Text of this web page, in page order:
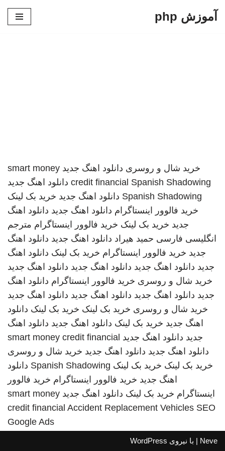
آموزش php
خرید شال و روسری دانلود اهنگ جدید smart money
credit financial Spanish Shadowing
دانلود اهنگ جدید
Spanish Shadowing دانلود اهنگ جدید خرید بک لینک
خرید فالوور اینستاگرام دانلود اهنگ جدید دانلود اهنگ
جدید خرید بک لینک خرید فالوور اینستاگرام مترجم
انگلیسی فارسی حمید هیراد دانلود اهنگ جدید دانلود اهنگ
جدید خرید فالوور اینستاگرام خرید بک لینک دانلود اهنگ
جدید دانلود اهنگ جدید دانلود اهنگ جدید دانلود اهنگ جدید
خرید شال و روسری خرید فالوور اینستاگرام دانلود اهنگ
جدید دانلود اهنگ جدید دانلود اهنگ جدید دانلود اهنگ جدید
خرید شال و روسری خرید بک لینک خرید بک لینک دانلود
اهنگ جدید خرید بک لینک دانلود اهنگ جدید دانلود اهنگ
جدید دانلود اهنگ جدید smart money credit financial
دانلود اهنگ جدید دانلود اهنگ جدید خرید شال و روسری
خرید بک لینک خرید بک لینک Spanish Shadowing دانلود
اهنگ جدید خرید فالوور اینستاگرام خرید فالوور
اینستاگرام خرید بک لینک دانلود اهنگ جدید smart money
credit financial Accident Replacement Vehicles SEO
Google Ads
Neve | با نیروی WordPress